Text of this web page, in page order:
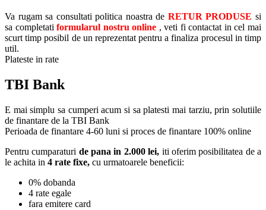
Va rugam sa consultati politica noastra de RETUR PRODUSE si
sa completatiformularul nostru online , veti fi contactat in cel mai
scurt timp posibil de un reprezentat pentru a finaliza procesul in timp
util.
Plateste in rate
TBI Bank
E mai simplu sa cumperi acum si sa platesti mai tarziu, prin solutiile
de finantare de la TBI Bank
Perioada de finantare 4-60 luni si proces de finantare 100% online
Pentru cumparaturi de pana in 2.000 lei, iti oferim posibilitatea de a
le achita in 4 rate fixe, cu urmatoarele beneficii:
0% dobanda
4 rate egale
fara emitere card